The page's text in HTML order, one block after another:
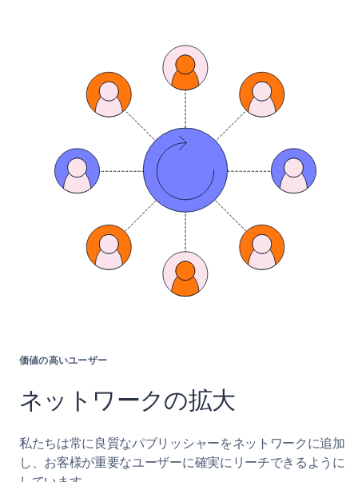
価値の高いユーザー
ネットワークの拡大
私たちは常に良質なパブリッシャーをネットワークに追加
し、お客様が重要なユーザーに確実にリーチできるように